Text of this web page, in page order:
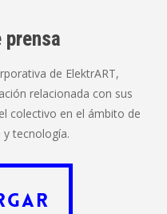
prensa
de ElektrART,
relacionada con sus
colectivo en el ámbito de
tecnología.